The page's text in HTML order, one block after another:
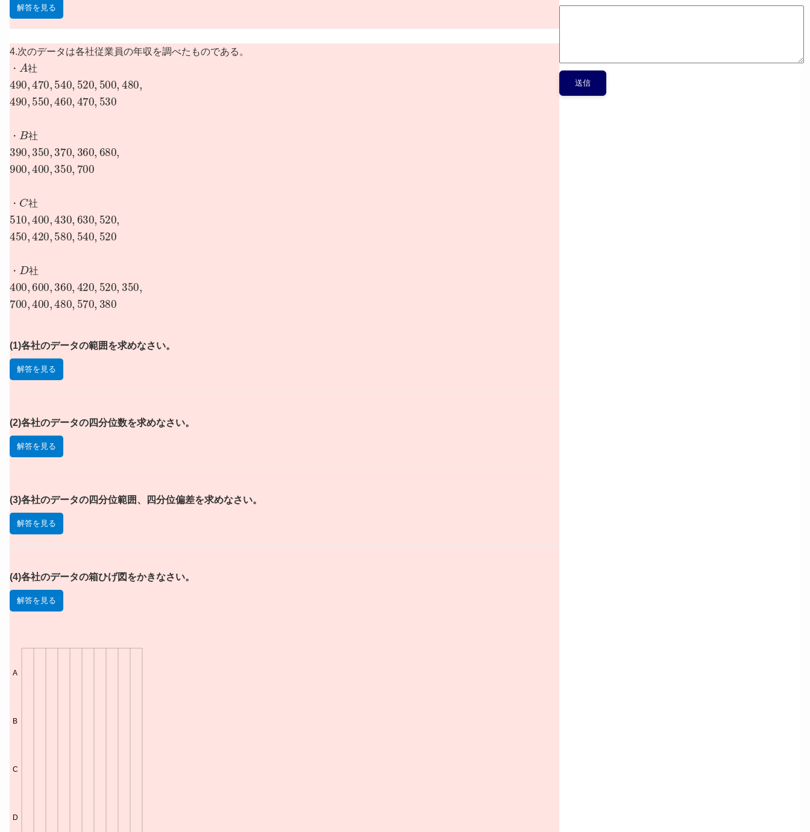
解答を見る
4.次のデータは各社従業員の年収を調べたものである。
社
490 470 ,540 ,520 ,500 480
490 550 460 470 ,530
社
390 350 ,370 ,360 ,680
900
400 ,350 ,700
社
510 400 430 ,630 ,520
450
420 ,580 ,540 ,520
社
400 600 ,360 420 ,520 ,350
700
400 480 ,570 ,380
(1)各社のデータの範囲を求めなさい。
解答を見る
(2)各社のデータの四分位数を求めなさい。
解答を見る
(3)各社のデータの四分位範囲、四分位偏差を求めなさい。
解答を見る
(4)各社のデータの箱ひげ図をかきなさい。
解答を見る
A
B
C
D